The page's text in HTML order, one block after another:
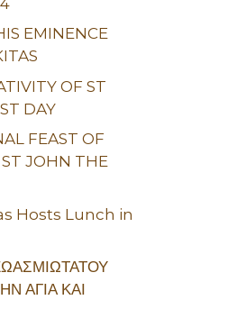
EMINENCE
OF ST
DAY
FEAST OF
JOHN THE
Hosts Lunch in
ΑΓΙΑ ΚΑΙ